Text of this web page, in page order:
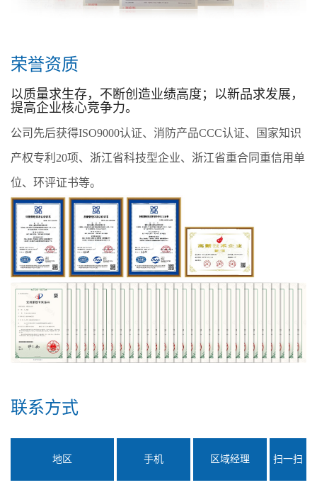
荣誉资质
以质量求生存，不断创造业绩高度；以新品求发展，
提高企业核心竞争力。
公司先后获得ISO9000认证、消防产品CCC认证、国家知识
产权专利20项、浙江省科技型企业、浙江省重合同重信用单
位、环评证书等。
联系方式
地区 手机 区域经理 扫一扫